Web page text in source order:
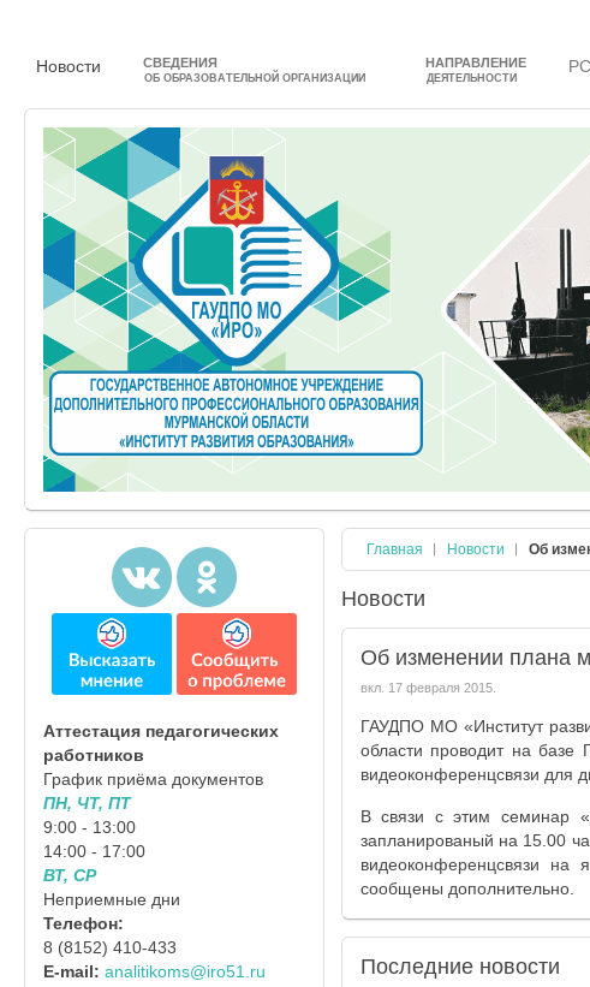
Новости СВЕДЕНИЯ
ОБ ОБРАЗОВАТЕЛЬНОЙ ОРГАНИЗАЦИИ
НАПРАВЛЕНИЕ
ДЕЯТЕЛЬНОСТИ
Главная Новости Об
Новости
Об изменении плана
вкл. 17 февраля 2015.
ГАУДПО МО «Институт
области проводит на
видеоконференцсвязи для
В связи с этим семинар
запланированый на 15.00
видеоконференцсвязи на
сообщены дополнительно.
Последниеновости
Аттестация педагогических
работников
График приёма документов
ПН, ЧТ, ПТ
9:00 - 13:00
14:00 - 17:00
ВТ, СР
Неприемные дни
Телефон:
8 (8152) 410-433
E-mail: analitikoms@iro51.ru